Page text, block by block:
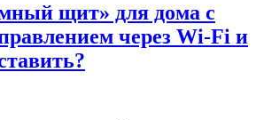
щит» для дома с
через Wi-Fi и